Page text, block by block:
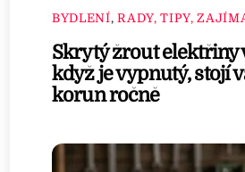
BYDLENÍ,RADY, TIPY,
Skrytý žrout elektřiny
když je vypnutý, stojí
korun ročně